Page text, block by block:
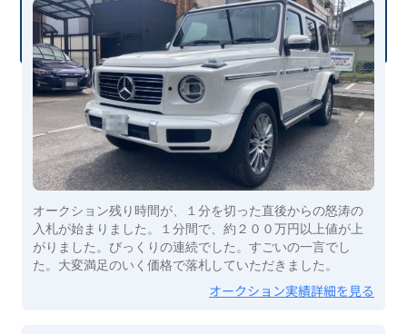
オークション残り時間が、１分を切った直後からの怒涛の
入札が始まりました。１分間で、約２００万円以上値が上
がりました。びっくりの連続でした。すごいの一言でし
た。大変満足のいく価格で落札していただきました。
オークション実績詳細を見る